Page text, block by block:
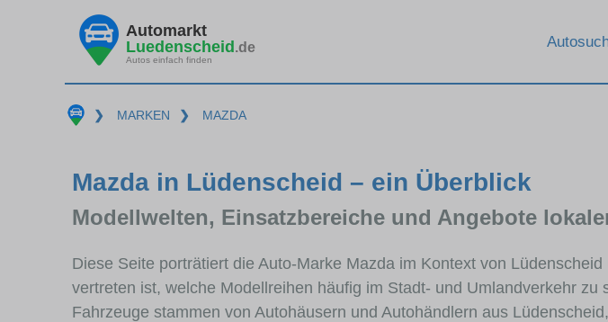
Automarkt
Luedenscheid.de
Autos einfach finden
❯ MARKEN ❯ MAZDA
Mazda in Lüdenscheid – ein Überblick
Modellwelten, Einsatzbereiche und Angebote
Diese Seite porträtiert die Auto-Marke Mazda im Kontext von
vertreten ist, welche Modellreihen häufig im Stadt- und Umlandverkehr
Fahrzeuge stammen von Autohäusern und Autohändlern aus